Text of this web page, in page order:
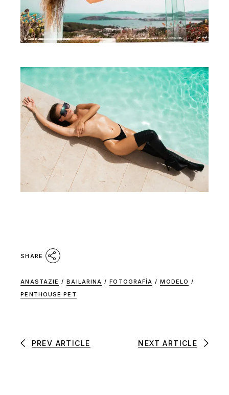
SHARE
ANASTAZIE / BAILARINA / FOTOGRAFÍA / MODELO /
PENTHOUSE PET
PREV ARTICLE NEXT ARTICLE